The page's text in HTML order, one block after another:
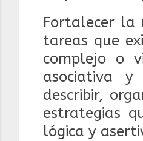
Fortalecer la
tareas que
complejo o
asociativa y
describir,
estrategias
lógica y